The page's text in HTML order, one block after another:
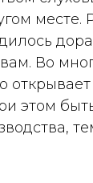
месте.
Во
этом